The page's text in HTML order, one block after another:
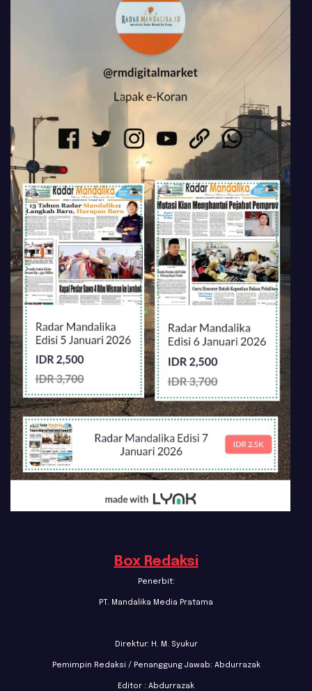
Box Redaksi
Penerbit:
PT. Mandalika Media Pratama
Direktur: H. M. Syukur
Pemimpin Redaksi / Penanggung Jawab: Abdurrazak
Editor : Abdurrazak